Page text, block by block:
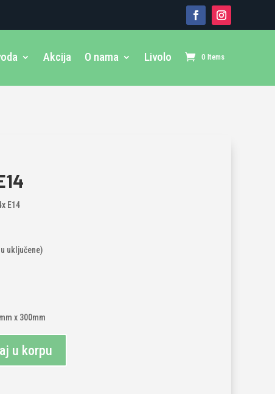
Akcija O nama Livolo 0 Items
E14
uključene)
x 300mm
u korpu